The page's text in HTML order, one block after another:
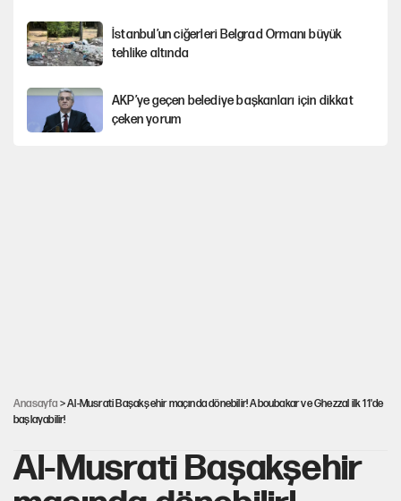
İstanbul’un ciğerleri Belgrad Ormanı büyük
tehlike altında
AKP’ye geçen belediye başkanları için dikkat
çeken yorum
Anasayfa > Al-Musrati Başakşehir maçında dönebilir! Aboubakar ve Ghezzal ilk 11'de
başlayabilir!
Al-Musrati Başakşehir